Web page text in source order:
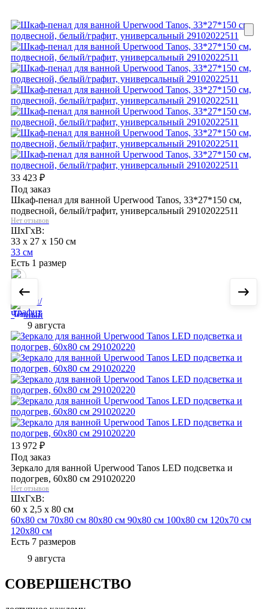
33 423 ₽
Под заказ
Шкаф-пенал для ванной Uperwood Tanos, 33*27*150 см,
подвесной, белый/графит, универсальный 29102022511
Нет отзывов
ШхГхВ:
33 x 27 x 150 см
33 см
Есть 1 размер
9 августа
13 972 ₽
Под заказ
Зеркало для ванной Uperwood Tanos LED подсветка и
подогрев, 60x80 см 291020220
Нет отзывов
ШхГхВ:
60 x 2,5 x 80 см
60х80 см 70х80 см 80х80 см 90х80 см 100х80 см 120х70 см
120х80 см
Есть 7 размеров
9 августа
СОВЕРШЕНСТВО